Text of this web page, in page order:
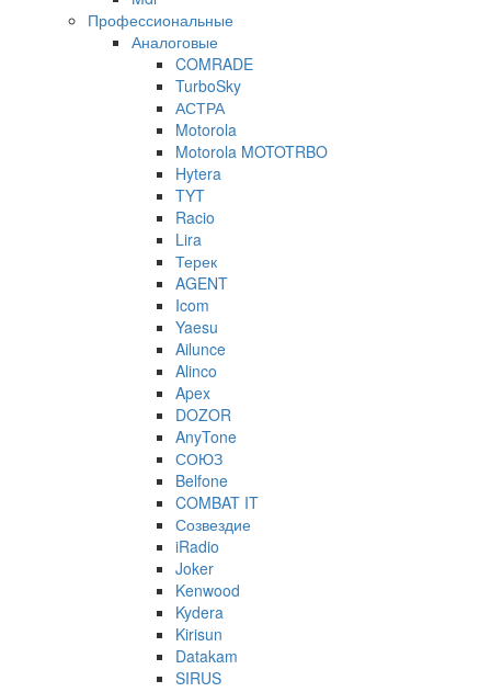
Профессиональные
Аналоговые
COMRADE
TurboSky
АСТРА
Motorola
Motorola MOTOTRBO
Hytera
TYT
Racio
Lira
Терек
AGENT
Icom
Yaesu
Ailunce
Alinco
Apex
DOZOR
AnyTone
СОЮЗ
Belfone
COMBAT IT
Созвездие
iRadio
Joker
Kenwood
Kydera
Kirisun
Datakam
SIRUS